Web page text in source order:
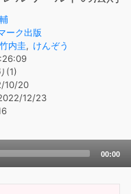
ーク出版
竹内圭, けんぞう
(1)
10/20
12/23
00:00